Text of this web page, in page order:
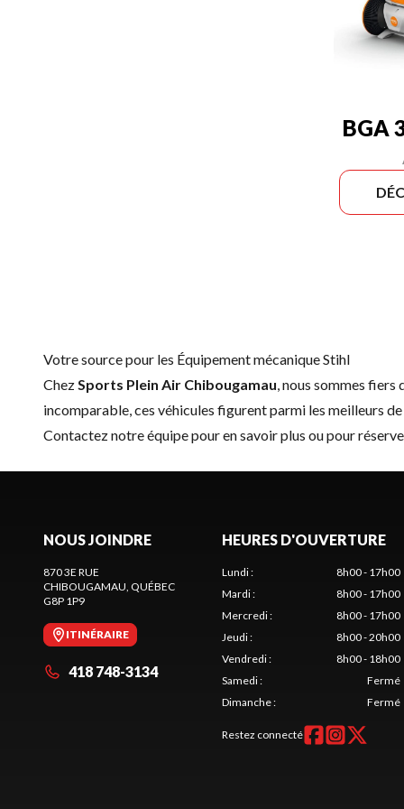
BGA
Votre source pour les Équipement mécanique Stihl
ChezSports Plein Air Chibougamau, nous sommes
incomparable, ces véhicules figurent parmi les meilleurs
Contactez notre équipepour en savoir plus ou pour
NOUS JOINDRE
870 3E RUE
CHIBOUGAMAU, QUÉBEC
G8P 1P9
ITINÉRAIRE
418 748-3134
HEURES D'OUVERTURE
Lundi:
8h00 - 17h00
Mardi:
8h00 - 17h00
Mercredi:
8h00 - 17h00
Jeudi:
8h00 - 20h00
Vendredi:
8h00 - 18h00
Samedi:
Fermé
Dimanche: Fermé
Restez connecté